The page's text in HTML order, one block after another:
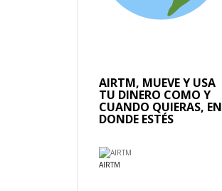
AIRTM, MUEVE Y USA
TU DINERO COMO Y
CUANDO QUIERAS, EN
DONDE ESTÉS
AIRTM